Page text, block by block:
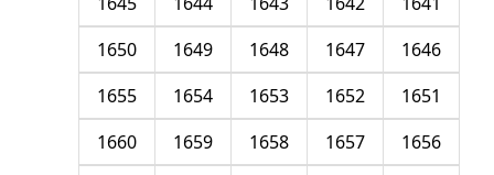
1646
1647
1648
1649
1650
1651
1652
1653
1654
1655
1656
1657
1658
1659
1660